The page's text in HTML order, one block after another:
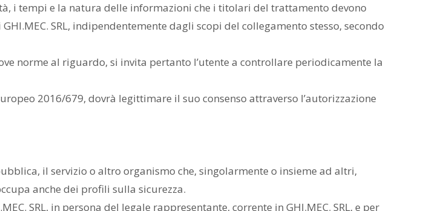
i tempi e la natura delle informazioni che i titolari del trattamento devono
SRL, indipendentemente dagli scopi del collegamento stesso, secondo
norme al riguardo, si invita pertanto l’utente a controllare periodicamente la
2016/679, dovrà legittimare il suo consenso attraverso l’autorizzazione
il servizio o altro organismo che, singolarmente o insieme ad altri,
anche dei profili sulla sicurezza.
SRL, in persona del legale rappresentante, corrente in GHI.MEC. SRL, e per